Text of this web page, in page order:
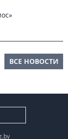
ВСЕ НОВОСТИ